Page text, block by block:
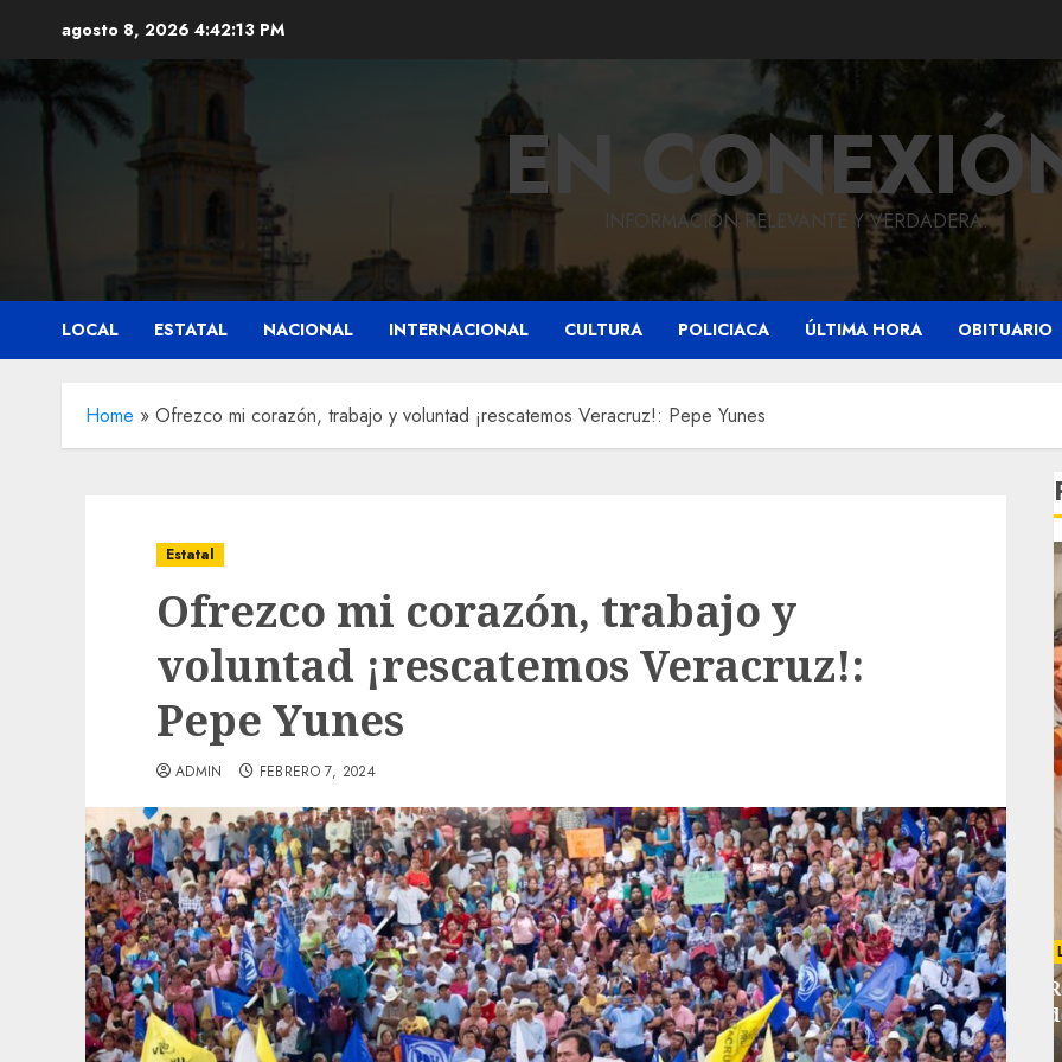
contenido
agosto 8, 2026 4:42:14 PM
ENINFORMACIÓN RELEVANTE Y VERDADERA.
LOCAL ESTATAL NACIONAL INTERNACIONAL CULTURA POLICIACA ÚLTIMA HORA OBITUARIO
Home » Ofrezco mi corazón, trabajo y voluntad ¡rescatemos Veracruz!: Pepe Yunes
Estatal
Ofrezco mi corazón, trabajo y
voluntad ¡rescatemos Veracruz!:
Pepe Yunes
ADMIN FEBRERO 7, 2024
Local
Obra de pavimentación de San Marcial será
mejorada. Interviene CASF
ADMIN JULIO 27, 2026 0
Local
Reviven la historia de Fortín, con exposición
de la cronista Minerva Salas.
ADMIN JULIO 31, 2026 0